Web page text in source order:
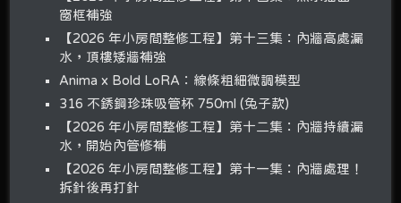
窗框補強
【2026 年小房間整修工程】第十三集：內牆高處漏
水，頂樓矮牆補強
Anima x Bold LoRA：線條粗細微調模型
316 不銹鋼珍珠吸管杯 750ml (兔子款)
【2026 年小房間整修工程】第十二集：內牆持續漏
水，開始內管修補
【2026 年小房間整修工程】第十一集：內牆處理！
拆針後再打針